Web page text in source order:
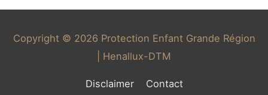
Copyright © 2026 Protection Enfant Grande Région
| Henallux-DTM
Disclaimer Contact